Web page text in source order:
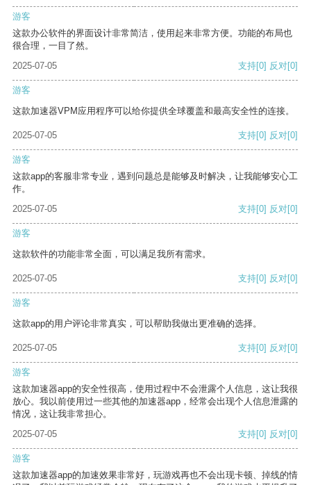
游客
这款办公软件的界面设计非常简洁，使用起来非常方便。功能的布局也
很合理，一目了然。
2025-07-05
支持[0] 反对[0]
游客
这款加速器VPM应用程序可以给你提供全球覆盖和最高安全性的连接。
2025-07-05 支持[0] 反对[0]
游客
这款app的客服非常专业，遇到问题总是能够及时解决，让我能够安心工
作。
2025-07-05
支持[0] 反对[0]
游客
这款软件的功能非常全面，可以满足我所有需求。
2025-07-05 支持[0] 反对[0]
游客
这款app的用户评论非常真实，可以帮助我做出更准确的选择。
2025-07-05 支持[0] 反对[0]
游客
这款加速器app的安全性很高，使用过程中不会泄露个人信息，这让我很
放心。我以前使用过一些其他的加速器app，经常会出现个人信息泄露的
情况，这让我非常担心。
2025-07-05
支持[0] 反对[0]
游客
这款加速器app的加速效果非常好，玩游戏再也不会出现卡顿、掉线的情